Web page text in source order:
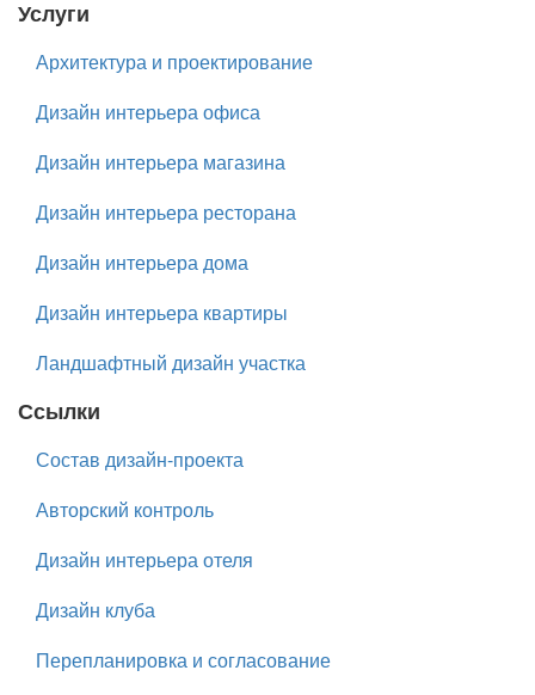
Услуги
Архитектура и проектирование
Дизайн интерьера офиса
Дизайн интерьера магазина
Дизайн интерьера ресторана
Дизайн интерьера дома
Дизайн интерьера квартиры
Ландшафтный дизайн участка
Ссылки
Состав дизайн-проекта
Авторский контроль
Дизайн интерьера отеля
Дизайн клуба
Перепланировка и согласование